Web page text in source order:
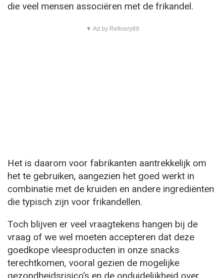
die veel mensen associëren met de frikandel.
▼ Ad by Refinery89
Het is daarom voor fabrikanten aantrekkelijk om
het te gebruiken, aangezien het goed werkt in
combinatie met de kruiden en andere ingrediënten
die typisch zijn voor frikandellen.
Toch blijven er veel vraagtekens hangen bij de
vraag of we wel moeten accepteren dat deze
goedkope vleesproducten in onze snacks
terechtkomen, vooral gezien de mogelijke